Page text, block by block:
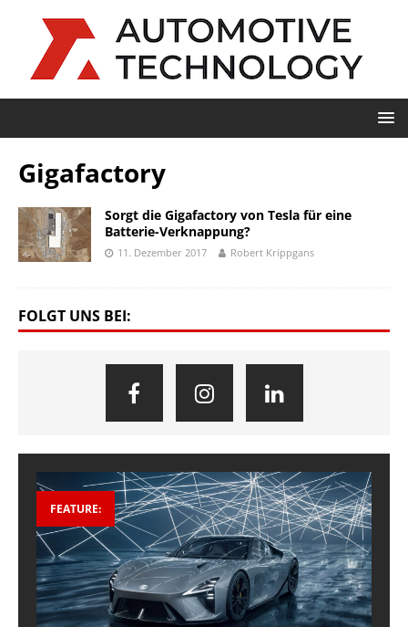
Gigafactory
Sorgt die Gigafactory von Tesla für eine
Batterie-Verknappung?
11. Dezember 2017 Robert Krippgans
FOLGT UNS BEI:
FEATURE: